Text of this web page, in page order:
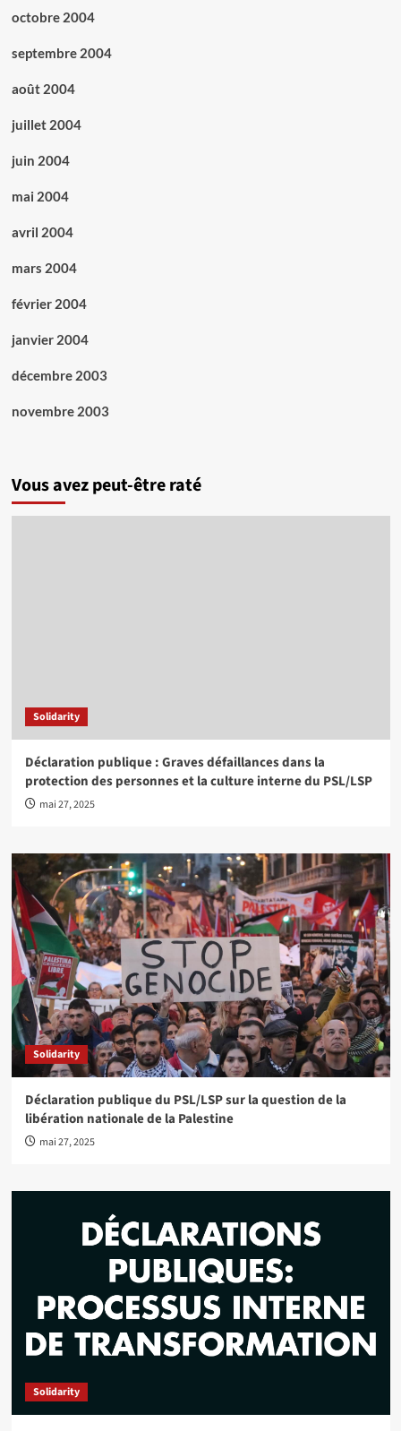
octobre 2004
septembre 2004
août 2004
juillet 2004
juin 2004
mai 2004
avril 2004
mars 2004
février 2004
janvier 2004
décembre 2003
novembre 2003
Vous avez peut-être raté
Solidarity
Déclaration publique : Graves défaillances dans la
protection des personnes et la culture interne du PSL/LSP
mai 27, 2025
Solidarity
Déclaration publique du PSL/LSP sur la question de la
libération nationale de la Palestine
mai 27, 2025
Solidarity